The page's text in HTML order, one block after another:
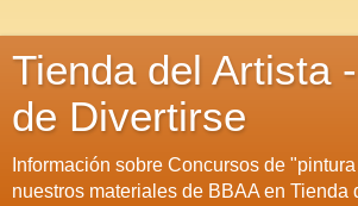
Tienda del Artista
de Divertirse
Información sobre Concursos de
nuestros materiales de BBAA en Tienda